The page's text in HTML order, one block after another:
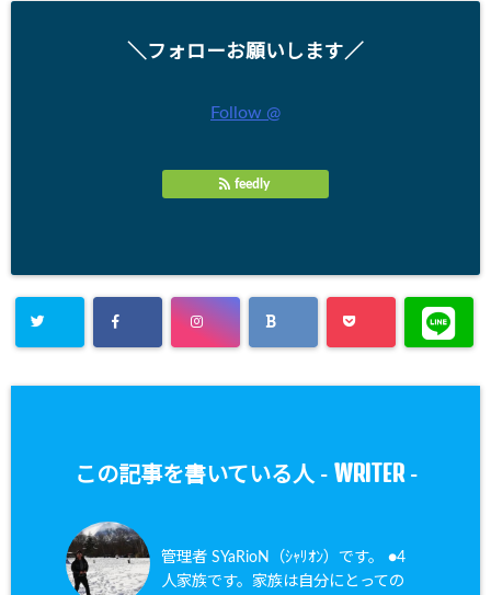
＼フォローお願いします／
Follow @
feedly
この記事を書いている人 - WRITER-
管理者 SYaRioN（ｼｬﾘｵﾝ）です。 ●4
人家族です。家族は自分にとっての